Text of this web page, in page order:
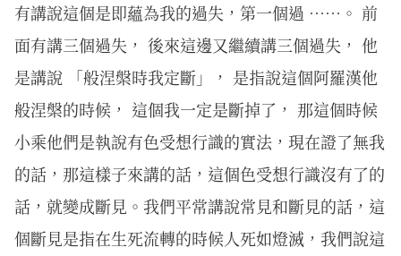
有講說這個是即蘊為我的過失，第一個過 ⋯⋯。 前
面有講三個過失， 後來這邊又繼續講三個過失， 他
是講說 「般涅槃時我定斷」， 是指說這個阿羅漢他
般涅槃的時候， 這個我一定是斷掉了， 那這個時候
小乘他們是執說有色受想行識的實法，現在證了無我
的話，那這樣子來講的話，這個色受想行識沒有了的
話，就變成斷見。我們平常講說常見和斷見的話，這
個斷見是指在生死流轉的時候人死如燈滅，我們說這